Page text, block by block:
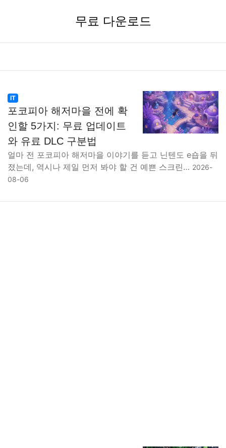
무료 다운로드
IT
포코피아 해저마을 전에 확
인할 5가지: 무료 업데이트
와 유료 DLC 구분법
얼마 전 포코피아 해저마을 이야기를 듣고 닌텐도 e숍을 뒤
졌는데, 역시나 제일 먼저 봐야 할 건 예쁜 스크린… 2026-
08-06